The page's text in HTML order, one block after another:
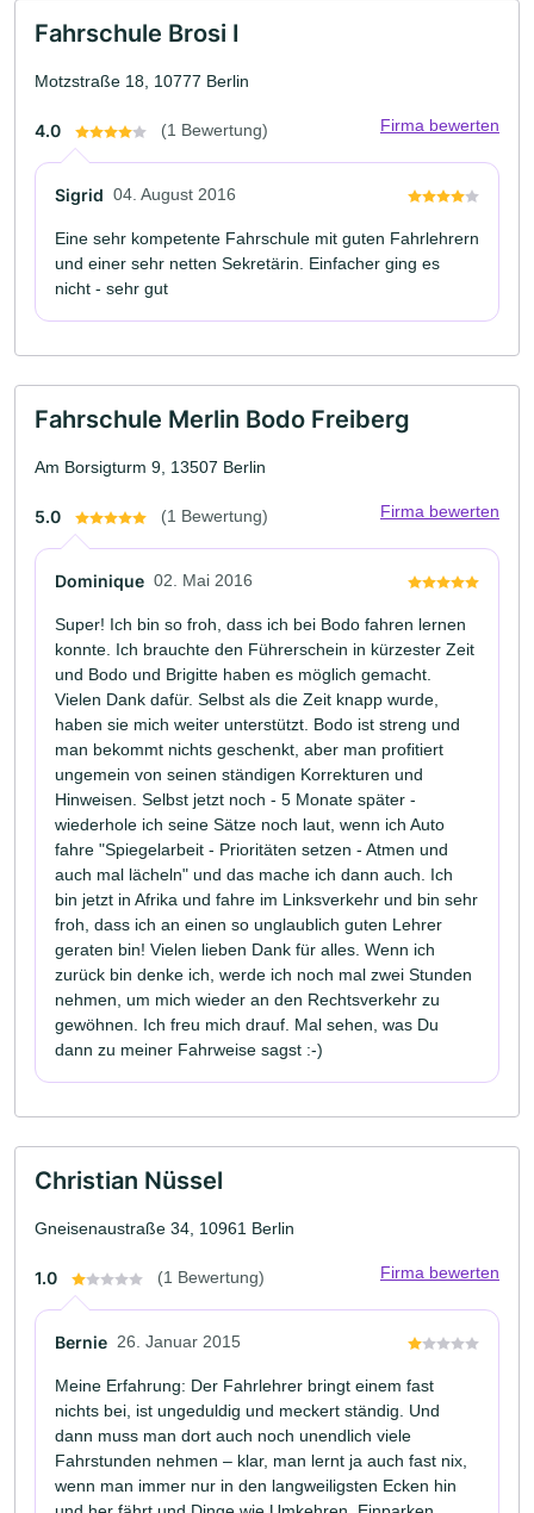
Fahrschule Brosi I
Motzstraße 18, 10777 Berlin
4.0 (1 Bewertung) Firma bewerten
Sigrid 04. August 2016
Eine sehr kompetente Fahrschule mit guten Fahrlehrern
und einer sehr netten Sekretärin. Einfacher ging es
nicht - sehr gut
Fahrschule Merlin Bodo Freiberg
Am Borsigturm 9, 13507 Berlin
5.0 (1 Bewertung) Firma bewerten
Dominique 02. Mai 2016
Super! Ich bin so froh, dass ich bei Bodo fahren lernen
konnte. Ich brauchte den Führerschein in kürzester Zeit
und Bodo und Brigitte haben es möglich gemacht.
Vielen Dank dafür. Selbst als die Zeit knapp wurde,
haben sie mich weiter unterstützt. Bodo ist streng und
man bekommt nichts geschenkt, aber man profitiert
ungemein von seinen ständigen Korrekturen und
Hinweisen. Selbst jetzt noch - 5 Monate später -
wiederhole ich seine Sätze noch laut, wenn ich Auto
fahre "Spiegelarbeit - Prioritäten setzen - Atmen und
auch mal lächeln" und das mache ich dann auch. Ich
bin jetzt in Afrika und fahre im Linksverkehr und bin sehr
froh, dass ich an einen so unglaublich guten Lehrer
geraten bin! Vielen lieben Dank für alles. Wenn ich
zurück bin denke ich, werde ich noch mal zwei Stunden
nehmen, um mich wieder an den Rechtsverkehr zu
gewöhnen. Ich freu mich drauf. Mal sehen, was Du
dann zu meiner Fahrweise sagst :-)
Christian Nüssel
Gneisenaustraße 34, 10961 Berlin
1.0 (1 Bewertung) Firma bewerten
Bernie 26. Januar 2015
Meine Erfahrung: Der Fahrlehrer bringt einem fast
nichts bei, ist ungeduldig und meckert ständig. Und
dann muss man dort auch noch unendlich viele
Fahrstunden nehmen – klar, man lernt ja auch fast nix,
wenn man immer nur in den langweiligsten Ecken hin